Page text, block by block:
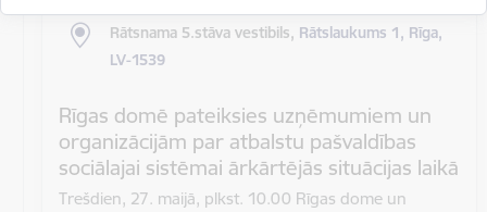
Rātsnama 5.stāva vestibils, Rātslaukums 1, Rīga,
LV-1539
Rīgas domē pateiksies uzņēmumiem un
organizācijām par atbalstu pašvaldības
sociālajai sistēmai ārkārtējās situācijas laikā
Trešdien, 27. maijā, plkst. 10.00 Rīgas dome un